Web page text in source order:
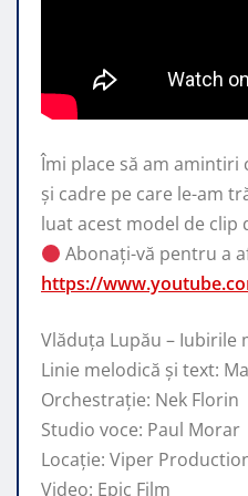
Îmi place să am amintiri
și cadre pe care le-am
luat acest model de clip
Abonați-vă pentru a
https://
Vlăduța Lupău – Iubirile
Linie melodică și text:
Orchestrație: Nek Florin
Studio voce: Paul Morar
Locație: Viper
Video: Epic Film